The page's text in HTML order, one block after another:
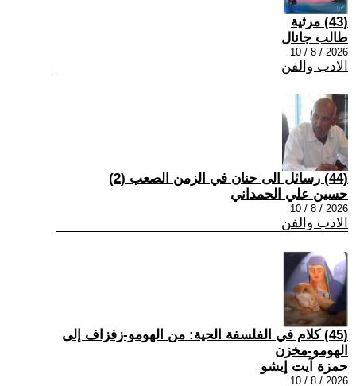
(43) مرثية
طالب جانال
2026 / 8 / 10
الادب والفن
(44) رسائل الى حنان في الزمن الصعب (2)
حسين علي الحمداني
2026 / 8 / 10
الادب والفن
(45) كلام في الفلسفة الحية: من الهومو-زفزاف إلى
الهومو-مخزن
حمزة آيت إيشو
2026 / 8 / 10